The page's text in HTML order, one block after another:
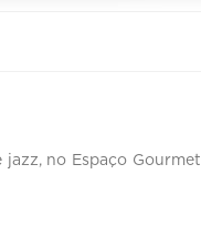
no Espaço Gourmet